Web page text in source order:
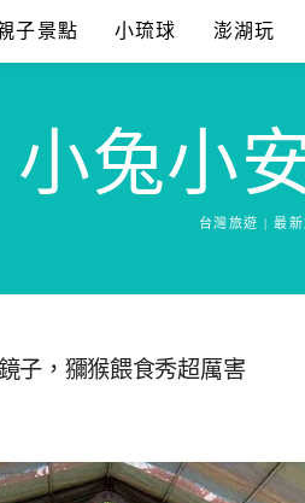
子景點 小琉球 澎湖玩
小兔小
台灣旅遊 | 最
子，獼猴餵食秀超厲害